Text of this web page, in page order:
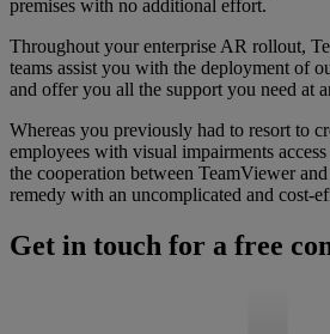
premises with no additional effort.
Throughout your enterprise AR rollout,
teams assist you with the deployment of
and offer you all the support you need at
Whereas you previously had to resort to
employees with visual impairments
the cooperation between TeamViewer
remedy with an uncomplicated and cost-
Get in touch for a free